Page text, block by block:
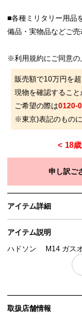
■各種ミリタリー用品
備品・実物品などご売
※利用規約にご同意の
販売額で10万円を
現物を確認すること
ご希望の際は0120-
※東京)表記のものに
申し訳ご
アイテム詳細
アイテム説明
ハドソン M14 ガス
「付属品」・・・ 写
アイテム状態
中古：E（ジャンク/
取扱店舗情報